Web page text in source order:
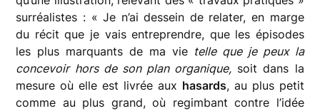
surréalistes : « Je n’ai dessein de relater, en marge
du récit que je vais entreprendre, que les épisodes
les plus marquants de ma vie telle que je peux la
concevoir hors de son plan organique, soit dans la
mesure où elle est livrée aux hasards, au plus petit
comme au plus grand, où regimbant contre l’idée